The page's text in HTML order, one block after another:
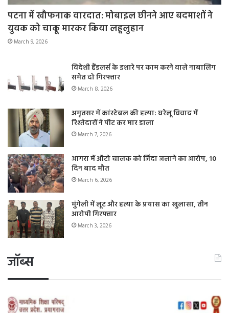
पटना में खौफनाक वारदात: मोबाइल छीनने आए बदमाशों ने
युवक को चाकू मारकर किया लहूलुहान
March 9, 2026
विदेशी हैंडलर्स के इशारे पर काम करने वाले नाबालिग
समेत दो गिरफ्तार
March 8, 2026
अमृतसर में कांस्टेबल की हत्या: घरेलू विवाद में
रिश्तेदारों ने पीट कर मार डाला
March 7, 2026
आगरा में ऑटो चालक को जिंदा जलाने का आरोप, 10
दिन बाद मौत
March 6, 2026
मुंगेली में लूट और हत्या के प्रयास का खुलासा, तीन
आरोपी गिरफ्तार
March 3, 2026
जॉब्स